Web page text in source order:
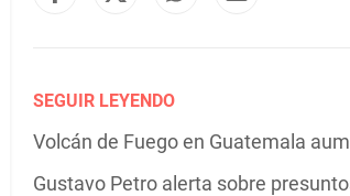
SEGUIR LEYENDO
Volcán de Fuego en Guatemala
Gustavo Petro alerta sobre